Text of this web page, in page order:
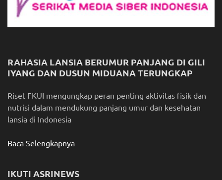
RAHASIA LANSIA BERUMUR PANJANG DI GILI
IYANG DAN DUSUN MIDUANA TERUNGKAP
Riset FKUI mengungkap peran penting aktivitas fisik dan
nutrisi dalam mendukung panjang umur dan kesehatan
lansia di Indonesia
Baca Selengkapnya
IKUTI ASRINEWS